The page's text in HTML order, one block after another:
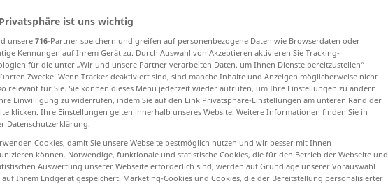
antippen)
ist uns wichtig
unsere 716-Partner speichern und greifen auf personenbezogene Daten wie Browserdaten oder
Kennungen auf Ihrem Gerät zu. Durch Auswahl von Akzeptieren aktivieren Sie Tracking-
für die unter „Wir und unsere Partner verarbeiten Daten, um Ihnen Dienste bereitzustellen“
Zwecke. Wenn Tracker deaktiviert sind, sind manche Inhalte und Anzeigen möglicherweise nicht
relevant für Sie. Sie können dieses Menü jederzeit wieder aufrufen, um Ihre Einstellungen zu ändern
Einwilligung zu widerrufen, indem Sie auf den Link Privatsphäre-Einstellungen am unteren Rand der
klicken. Ihre Einstellungen gelten innerhalb unseres Website. Weitere Informationen finden Sie in
Datenschutzerklärung.
Cookies, damit Sie unsere Webseite bestmöglich nutzen und wir besser mit Ihnen
können. Notwendige, funktionale und statistische Cookies, die für den Betrieb der Webseite und
Auswertung unserer Webseite erforderlich sind, werden auf Grundlage unserer Vorauswahl
auf Ihrem Endgerät gespeichert. Marketing-Cookies und Cookies, die der Bereitstellung personalisierter